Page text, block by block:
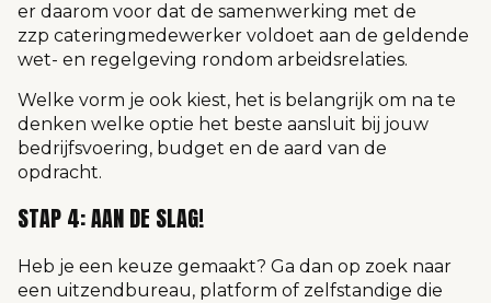
er daarom voor dat de samenwerking met de
zzp cateringmedewerker voldoet aan de geldende
wet- en regelgeving rondom arbeidsrelaties.
Welke vorm je ook kiest, het is belangrijk om na te
denken welke optie het beste aansluit bij jouw
bedrijfsvoering, budget en de aard van de
opdracht.
STAP 4: AAN DE SLAG!
Heb je een keuze gemaakt? Ga dan op zoek naar
een uitzendbureau, platform of zelfstandige die